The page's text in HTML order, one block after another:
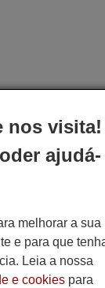
nos visita!
ajudá-
melhorar a sua
e para que
Leia a nossa
e cookiespara